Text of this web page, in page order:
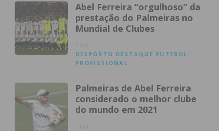
Abel Ferreira “orgulhoso” da
prestação do Palmeiras no
Mundial de Clubes
DESPORTO DESTAQUE FUTEBOL
PROFISSIONAL
Palmeiras de Abel Ferreira
considerado o melhor clube
do mundo em 2021